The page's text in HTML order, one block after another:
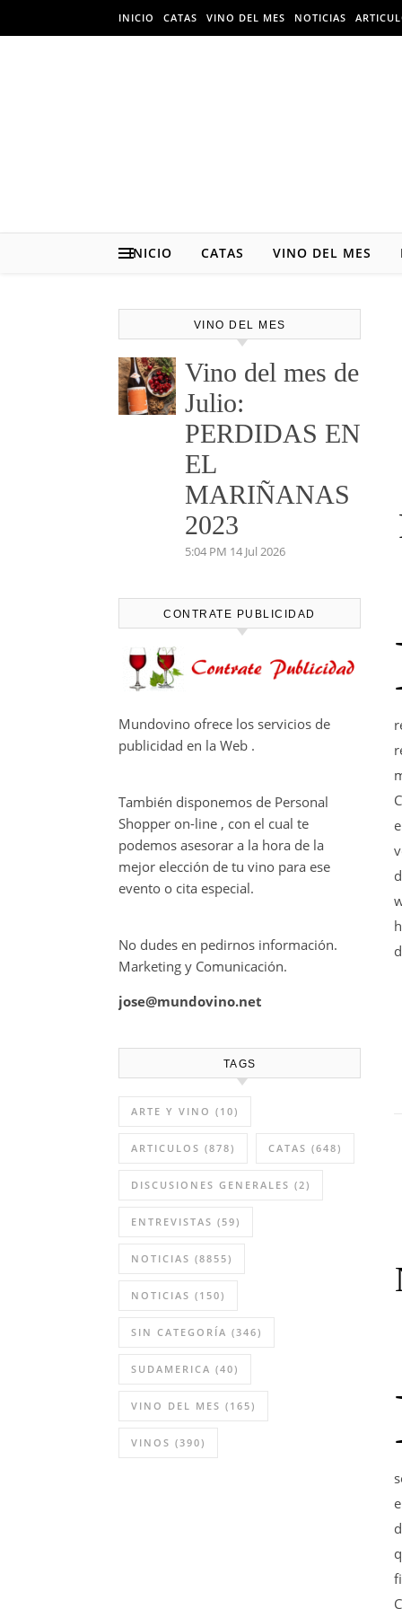
INICIO CATAS VINO DEL MES NOTICIAS
INICIO CATAS VINO DEL MES
VINO DEL MES
Vino del mes de
Julio:
PERDIDAS EN
EL
MARIÑANAS
2023
5:04 PM 14 Jul 2026
CONTRATE PUBLICIDAD
Mundovino ofrece los servicios de
publicidad en la Web .
También disponemos de Personal
Shopper on-line , con el cual te
podemos asesorar a la hora de la
mejor elección de tu vino para ese
evento o cita especial.
No dudes en pedirnos información.
Marketing y Comunicación.
jose@mundovino.net
TAGS
ARTE Y VINO (10)
ARTICULOS (878) CATAS (648)
DISCUSIONES GENERALES (2)
ENTREVISTAS (59)
NOTICIAS (8855)
NOTICIAS (150)
SIN CATEGORÍA (346)
SUDAMERICA (40)
VINO DEL MES (165)
VINOS (390)